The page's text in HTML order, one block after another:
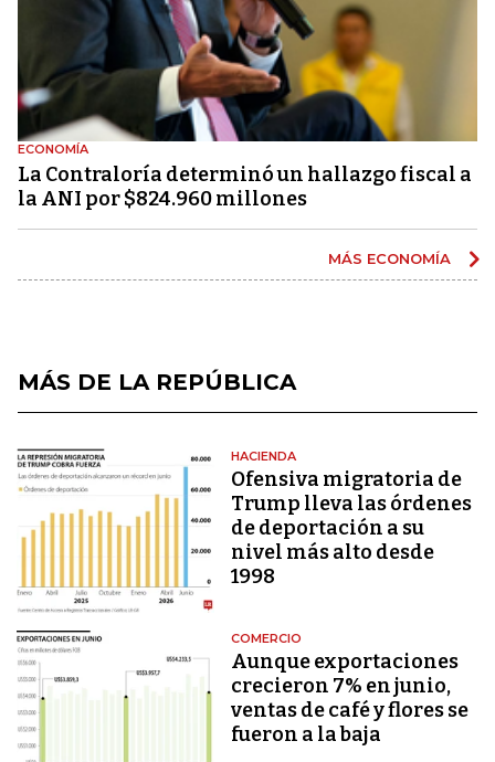
ECONOMÍA
La Contraloría determinó un hallazgo fiscal a
la ANI por $824.960 millones
MÁS ECONOMÍA
MÁS DE LA REPÚBLICA
HACIENDA
Ofensiva migratoria de
Trump lleva las órdenes
de deportación a su
nivel más alto desde
1998
COMERCIO
Aunque exportaciones
crecieron 7% en junio,
ventas de café y flores se
fueron a la baja